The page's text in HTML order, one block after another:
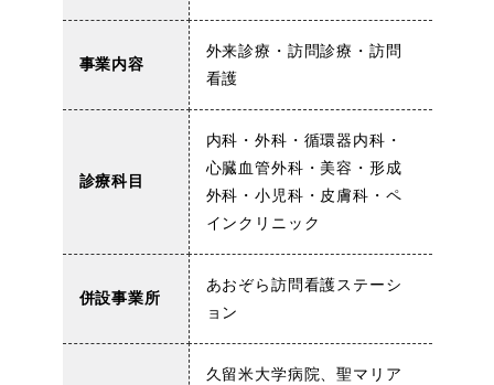
事業内容
外来診療・訪問診療・訪問
看護
診療科目
内科・外科・循環器内科・
心臓血管外科・美容・形成
外科・小児科・皮膚科・ペ
インクリニック
併設事業所
あおぞら訪問看護ステーシ
ョン
久留米大学病院、聖マリア